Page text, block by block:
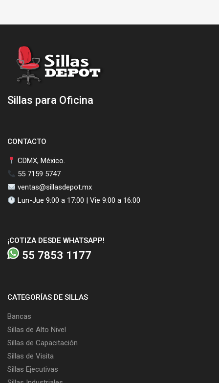
Sillas para Oficina
CONTACTO
CDMX, México.
55 7159 5747
ventas@sillasdepot.mx
Lun-Jue 9:00 a 17:00 | Vie 9:00 a 16:00
¡COTIZA DESDE WHATSAPP!
55 7853 1177
CATEGORÍAS DE SILLAS
Bancas
Sillas de Alto Nivel
Sillas de Capacitación
Sillas de Visita
Sillas Ejecutivas